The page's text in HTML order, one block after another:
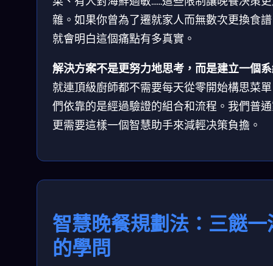
雜。如果你曾為了遷就家人而無數次更換食
就會明白這個痛點有多真實。
解決方案不是更努力地思考，而是建立一個
就連頂級廚師都不需要每天從零開始構思菜
們依靠的是經過驗證的組合和流程。我們普
更需要這樣一個智慧助手來減輕决策負擔。
智慧晚餐規劃法：三餸一
的學問